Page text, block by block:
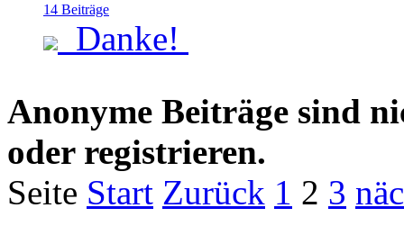
14 Beiträge
Danke!
Anonyme Beiträge sind
oder registrieren.
Seite Start Zurück 1 2 3